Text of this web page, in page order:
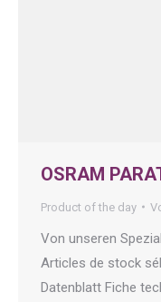
OSRAM
Product of the day
Von unseren
Articles de stock
Datenblatt Fiche